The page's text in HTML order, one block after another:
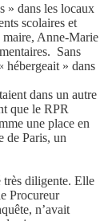
» dans les locaux
scolaires et
maire, Anne-Marie
Sans
hébergeait » dans
dans un autre
que le RPR
une place en
de Paris, un
très diligente. Elle
Procureur
n’avait